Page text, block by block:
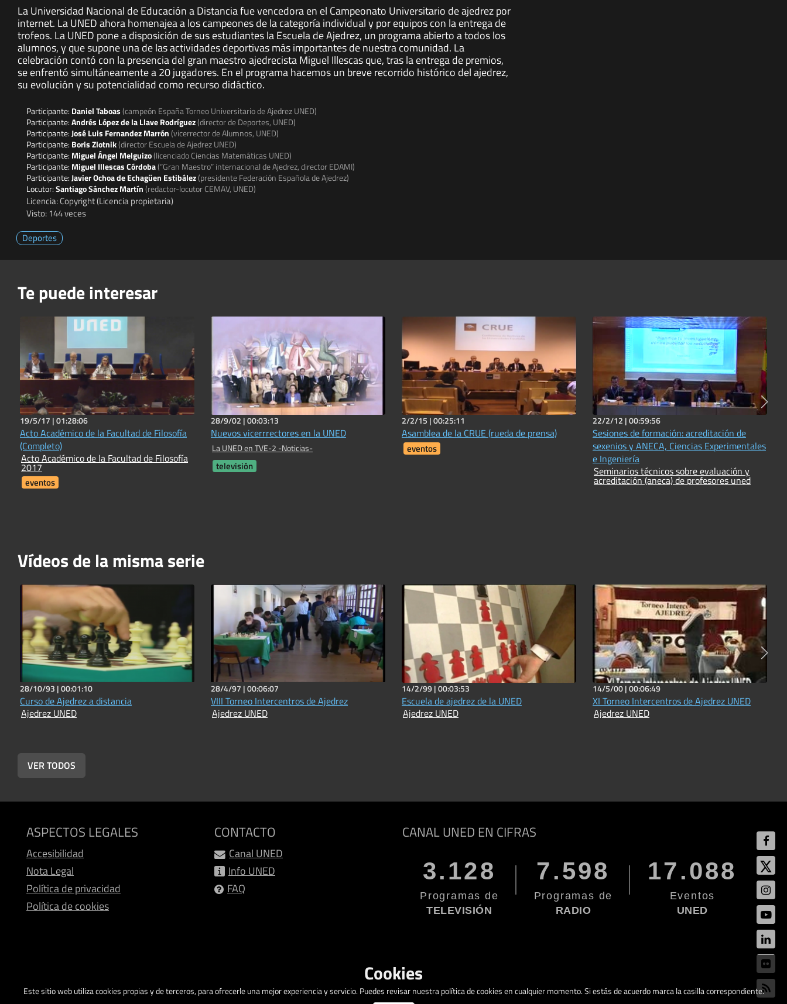
La Universidad Nacional de Educación a Distancia fue vencedora en el Campeonato Universitario de ajedrez por
internet. La UNED ahora homenajea a los campeones de la categoría individual y por equipos con la entrega de
trofeos. La UNED pone a disposición de sus estudiantes la Escuela de Ajedrez, un programa abierto a todos los
alumnos, y que supone una de las actividades deportivas más importantes de nuestra comunidad. La
celebración contó con la presencia del gran maestro ajedrecista Miguel Illescas que, tras la entrega de premios,
se enfrentó simultáneamente a 20 jugadores. En el programa hacemos un breve recorrido histórico del ajedrez,
su evolución y su potencialidad como recurso didáctico.
Participante: Daniel Taboas(campeón España Torneo Universitario de Ajedrez UNED)
Participante:Andrés López de la Llave Rodríguez(director de Deportes, UNED)
Participante:José Luis Fernandez Marrón(vicerrector de Alumnos, UNED)
Participante: Boris Zlotnik(director Escuela de Ajedrez UNED)
Participante: Miguel Ángel Melguizo(licenciado Ciencias Matemáticas UNED)
Participante: Miguel Illescas Córdoba(“Gran Maestro” internacional de Ajedrez, director EDAMI)
Participante:Javier Ochoa de Echagüen Estibález(presidente Federación Española de Ajedrez)
Locutor:Santiago Sánchez Martín(redactor-locutor CEMAV, UNED)
Licencia: Copyright (Licencia propietaria)
Visto: 144 veces
Deportes
Te puede interesar
19/5/17 |01:28:06
Acto Académico de la Facultad de Filosofía
(Completo)
Acto Académico de la Facultad de Filosofía
2017
eventos
28/9/02 |00:03:13
Nuevos vicerrrectores en la UNED
La UNED en TVE-2 -Noticias-
televisión
2/2/15 |00:25:11
Asamblea de la CRUE (rueda de prensa)
eventos
22/2/12 |00:59:56
Sesiones de formación: acreditación de
sexenios y ANECA, Ciencias Experimentales
e Ingeniería
Seminarios técnicos sobre evaluación y
acreditación (aneca) de profesores uned
Vídeos de la misma serie
28/10/93 |00:01:10
Curso de Ajedrez a distancia
Ajedrez UNED
28/4/97 |00:06:07
VIII Torneo Intercentros de Ajedrez
Ajedrez UNED
14/2/99 |00:03:53
Escuela de ajedrez de la UNED
Ajedrez UNED
14/5/00 |00:06:49
XI Torneo Intercentros de Ajedrez UNED
Ajedrez UNED
VER TODOS
ASPECTOS LEGALES
Accesibilidad
Nota Legal
Política de privacidad
Política de cookies
CONTACTO
Canal UNED
Info UNED
FAQ
CANAL UNED EN CIFRAS
3.128
Programas de
TELEVISIÓN
7.598
Programas de
RADIO
17.088
Eventos
UNED
Cookies
Este sitio web utiliza cookies propias y de terceros, para ofrecerle una mejor experiencia y servicio. Puedes revisar nuestra política de cookies en cualquier momento. Si estás de acuerdo marca la casilla correspondiente.